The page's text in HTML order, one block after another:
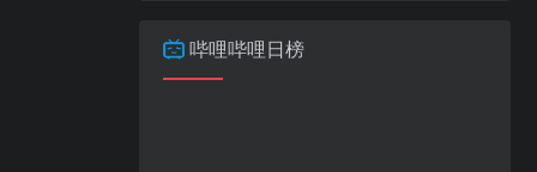
哔哩哔哩日榜